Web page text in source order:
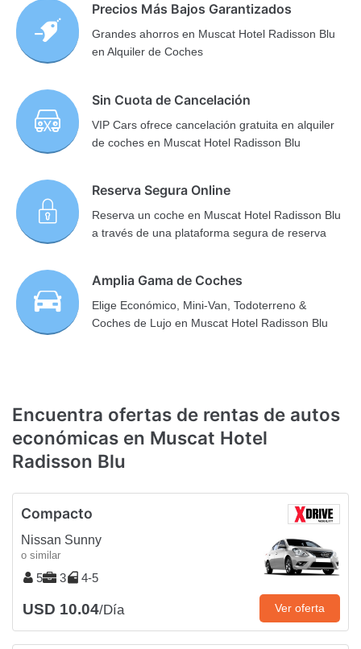
Precios Más Bajos Garantizados
Grandes ahorros en Muscat Hotel Radisson Blu
en Alquiler de Coches
Sin Cuota de Cancelación
VIP Cars ofrece cancelación gratuita en alquiler
de coches en Muscat Hotel Radisson Blu
Reserva Segura Online
Reserva un coche en Muscat Hotel Radisson Blu
a través de una plataforma segura de reserva
Amplia Gama de Coches
Elige Económico, Mini-Van, Todoterreno &
Coches de Lujo en Muscat Hotel Radisson Blu
Encuentra ofertas de rentas de autos
económicas en Muscat Hotel
Radisson Blu
Compacto
Nissan Sunny
o similar
5 3 4-5
USD 10.04/Día Ver oferta